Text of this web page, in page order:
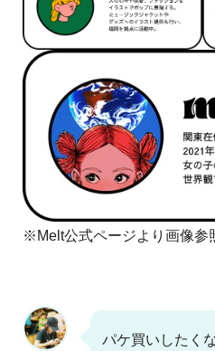
※Melt公式ページより画像参
パケ買いしたく